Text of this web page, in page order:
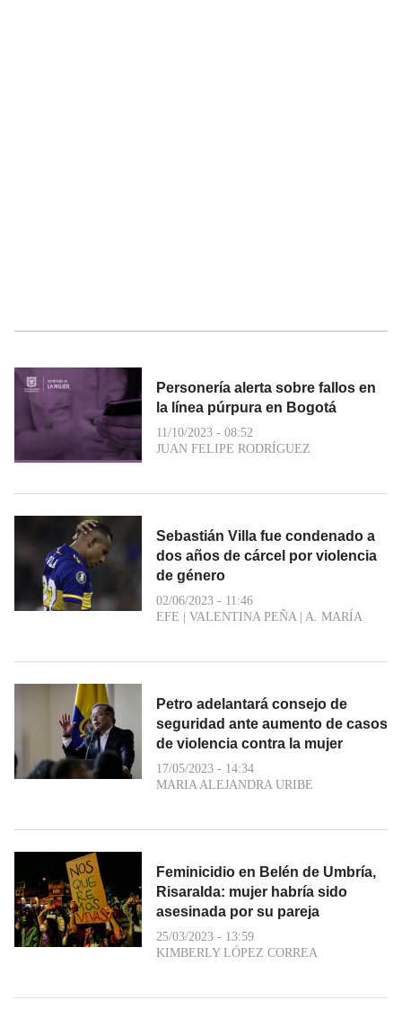
Personería alerta sobre fallos en
la línea púrpura en Bogotá
11/10/2023 - 08:52
JUAN FELIPE RODRÍGUEZ
Sebastián Villa fue condenado a
dos años de cárcel por violencia
de género
02/06/2023 - 11:46
EFE | VALENTINA PEÑA | A. MARÍA
Petro adelantará consejo de
seguridad ante aumento de casos
de violencia contra la mujer
17/05/2023 - 14:34
MARIA ALEJANDRA URIBE
Feminicidio en Belén de Umbría,
Risaralda: mujer habría sido
asesinada por su pareja
25/03/2023 - 13:59
KIMBERLY LÓPEZ CORREA